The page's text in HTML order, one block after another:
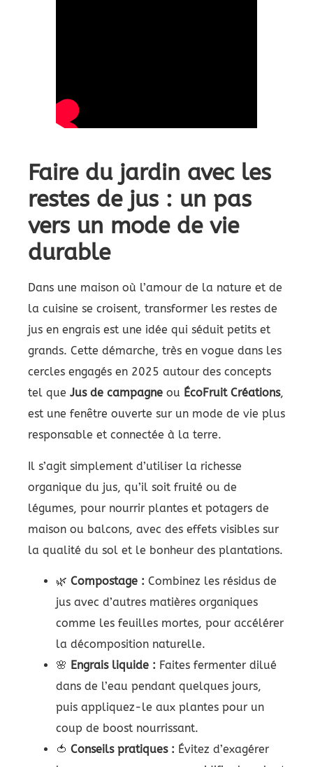
Faire du jardin avec les
restes de jus : un pas
vers un mode de vie
durable
Dans une maison où l’amour de la nature et de
la cuisine se croisent, transformer les restes de
jus en engrais est une idée qui séduit petits et
grands. Cette démarche, très en vogue dans les
cercles engagés en 2025 autour des concepts
tel que Jus de campagne ou ÉcoFruit Créations,
est une fenêtre ouverte sur un mode de vie plus
responsable et connectée à la terre.
Il s’agit simplement d’utiliser la richesse
organique du jus, qu’il soit fruité ou de
légumes, pour nourrir plantes et potagers de
maison ou balcons, avec des effets visibles sur
la qualité du sol et le bonheur des plantations.
🌿 Compostage : Combinez les résidus de
jus avec d’autres matières organiques
comme les feuilles mortes, pour accélérer
la décomposition naturelle.
🌸 Engrais liquide : Faites fermenter dilué
dans de l’eau pendant quelques jours,
puis appliquez-le aux plantes pour un
coup de boost nourrissant.
🍅 Conseils pratiques : Évitez d’exagérer